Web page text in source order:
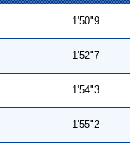
1'50"9
1'52"7
1'54"3
1'55"2